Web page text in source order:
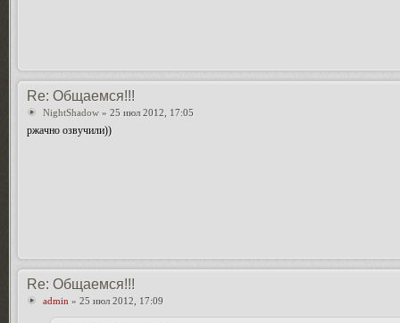
Re: Общаемся!!!
NightShadow » 25 июл 2012, 17:05
ржачно озвучили))
Re: Общаемся!!!
admin » 25 июл 2012, 17:09